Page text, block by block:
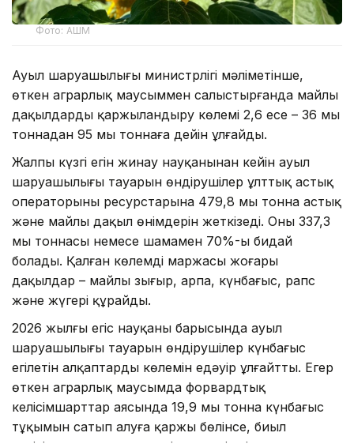
Фото: АШМ
Ауыл шаруашылығы министрлігі мәліметінше,
өткен аграрлық маусыммен салыстырғанда майлы
дақылдарды қаржыландыру көлемі 2,6 есе – 36 мың
тоннадан 95 мың тоннаға дейін ұлғайды.
Жалпы күзгі егін жинау науқанынан кейін ауыл
шаруашылығы тауарын өндірушілер ұлттық астық
операторының ресурстарына 479,8 мың тонна астық
және майлы дақыл өнімдерін жеткізеді. Оның 337,3
мың тоннасы немесе шамамен 70%-ы бидай
болады. Қалған көлемді маржасы жоғары
дақылдар – майлы зығыр, арпа, күнбағыс, рапс
және жүгері құрайды.
2026 жылғы егіс науқаны барысында ауыл
шаруашылығы тауарын өндірушілер күнбағыс
егілетін алқаптардың көлемін едәуір ұлғайтты. Егер
өткен аграрлық маусымда форвардтық
келісімшарттар аясында 19,9 мың тонна күнбағыс
тұқымын сатып алуға қаржы бөлінсе, биыл